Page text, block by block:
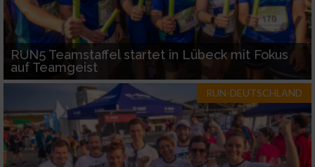
RUN5 Teamstaffel startet in Lübeck mit Fokus
auf Teamgeist
RUN-DEUTSCHLAND